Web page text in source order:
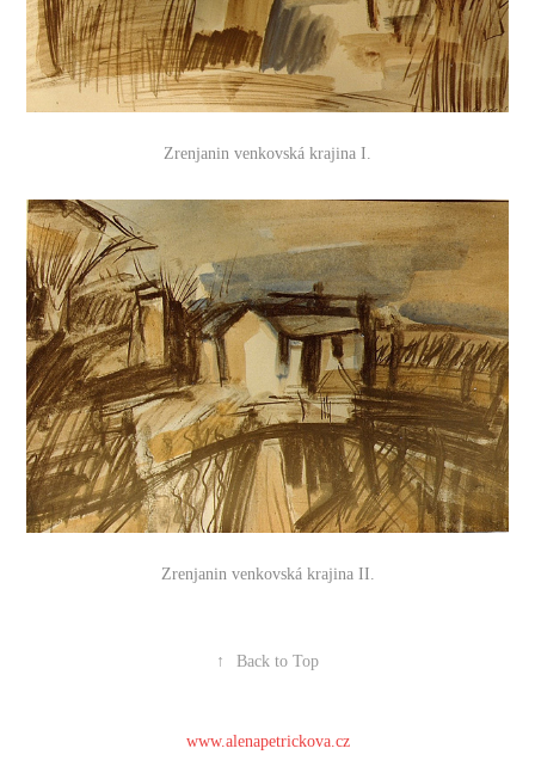
Zrenjanin venkovská krajina I.
Zrenjanin venkovská krajina II.
↑ Back to Top
www.alenapetrickova.cz